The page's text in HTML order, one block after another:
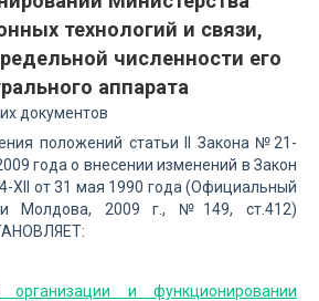
технологий и связи,
численности его
аппарата
документов
положений статьи II Закона №21-
года о внесении изменений в Закон
XII от 31 мая 1990 года (Официальный
Молдова, 2009 г., №149, ст.412)
и функционировании